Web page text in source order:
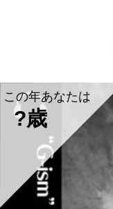
この年あなたは
?歳